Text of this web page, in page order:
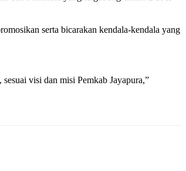
serta bicarakan kendala-kendala yang
visi dan misi Pemkab Jayapura,”